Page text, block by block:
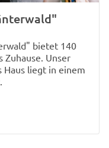
bietet 140
Unser
liegt in einem